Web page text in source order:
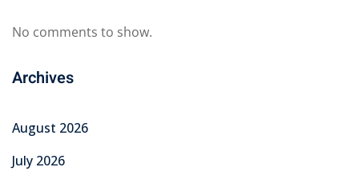
No comments to show.
Archives
August 2026
July 2026